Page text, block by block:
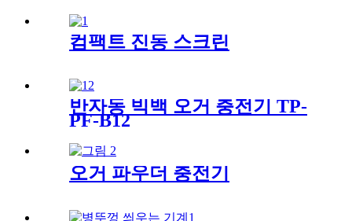
컴팩트 진동 스크린
반자동 빅백 오거 충전기 TP-
PF-B12
오거 파우더 충전기